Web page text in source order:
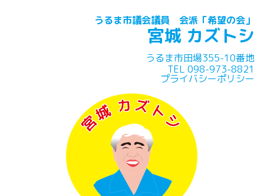
うるま市議会議員 会派「希望の会」
宮城 カズトシ
うるま市田場355-10番地
TEL 098-973-8821
プライバシーポリシー